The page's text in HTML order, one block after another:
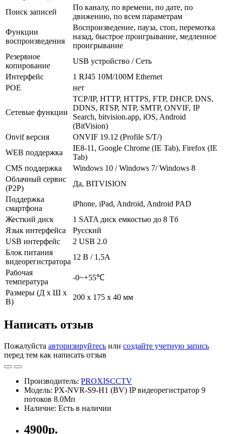
Поиск записей
По каналу, по времени, по дате, по
движению, по всем параметрам
Функции
воспроизведения
Воспроизведение, пауза, стоп, перемотка
назад, быстрое проигрывание, медленное
проигрывание
Резервное
копирование
USB устройство / Сеть
Интерфейс
1 RJ45 10M/100M Ethernet
POE
нет
Сетевые функции
TCP/IP, HTTP, HTTPS, FTP, DHCP, DNS,
DDNS, RTSP, NTP, SMTP, ONVIF, IP
Search, bitvision.app, iOS, Android
(BitVision)
Onvif версия
ONVIF 19.12 (Profile S/T/)
WEB поддержка
IE8-11, Google Chrome (IE Tab), Firefox (IE
Tab)
CMS поддержка
Windows 10 / Windows 7/ Windows 8
Облачный сервис
(P2P)
Да, BITVISION
Поддержка
смартфона
iPhone, iPad, Android, Android PAD
Жесткий диск
1 SATA диск емкостью до 8 Тб
Язык интерфейса
Русский
USB интерфейс
2 USB 2.0
Блок питания
видеорегистратора
12 В / 1,5А
Рабочая
температура
-0~+55℃
Размеры (Д х Ш х
В)
200 х 175 х 40 мм
Написать отзыв
Пожалуйста авторизируйтесь или создайте учетную запись
перед тем как написать отзыв
Производитель: PROXISCCTV
Модель: PX-NVR-S9-H1 (BV) IP видеорегистратор 9
потоков 8.0Мп
Наличие: Есть в наличии
4900р.